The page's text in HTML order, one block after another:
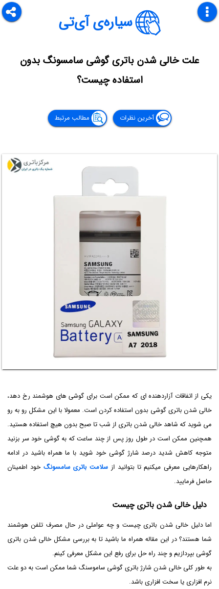
سیاره‌ی آی‌تی
علت خالی شدن باتری گوشی سامسونگ بدون
استفاده چیست؟
آخرین نظرات مطالب مرتبط
یکی از اتفاقات آزاردهنده ای که ممکن است برای گوشی های هوشمند رخ دهد،
خالی شدن باتری گوشی بدون استفاده کردن است. معمولا با این مشکل رو به رو
می شوید که شاهد خالی شدن باتری از شب تا صبح بدون هیچ استفاده هستید.
همچنین ممکن است در طول روز پس از چند ساعت که به گوشی خود سر بزنید
متوجه کاهش شدید درصد شارژ گوشی خود شوید با ما همراه باشید در ادامه
راهکارهایی معرفی میکنیم تا بتوانید از سلامت باتری سامسونگ خود اطمینان
حاصل فرمایید.
دلیل خالی شدن باتری چیست
اما دلیل خالی شدن باتری چیست و چه عواملی در حال مصرف تلفن هوشمند
شما هستند؟ در این مقاله همراه ما باشید تا به بررسی مشکل خالی شدن باتری
گوشی بپردازیم و چند راه حل برای رفع این مشکل معرفی کینم.
به طور کلی خالی شدن شارژ باتری گوشی ساموسنگ شما ممکن است به دو علت
نرم افزاری یا سخت افزاری باشد.